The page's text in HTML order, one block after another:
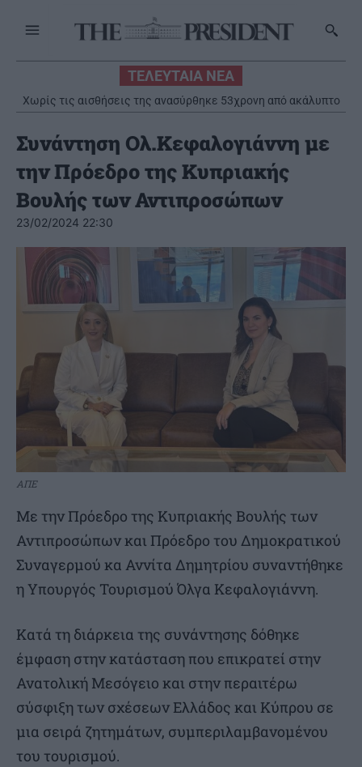
ΤΕΛΕΥΤΑΙΑ ΝΕΑ
Χωρίς τις αισθήσεις της ανασύρθηκε 53χρονη από ακάλυπτο
πολυκατοικίας στο Γουδί
Συνάντηση Ολ.Κεφαλογιάννη με
την Πρόεδρο της Κυπριακής
Βουλής των Αντιπροσώπων
23/02/2024 22:30
ΑΠΕ
Με την Πρόεδρο της Κυπριακής Βουλής των
Αντιπροσώπων και Πρόεδρο του Δημοκρατικού
Συναγερμού κα Αννίτα Δημητρίου συναντήθηκε
η Υπουργός Τουρισμού Όλγα Κεφαλογιάννη.
Κατά τη διάρκεια της συνάντησης δόθηκε
έμφαση στην κατάσταση που επικρατεί στην
Ανατολική Μεσόγειο και στην περαιτέρω
σύσφιξη των σχέσεων Ελλάδος και Κύπρου σε
μια σειρά ζητημάτων, συμπεριλαμβανομένου
του τουρισμού.